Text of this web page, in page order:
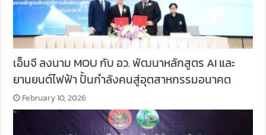
เอ็มจี ลงนาม MOU กับ อว. พัฒนาหลักสูตร AI และ
ยานยนต์ไฟฟ้า ปั้นกำลังคนสู่อุตสาหกรรมอนาคต
February 10, 2026